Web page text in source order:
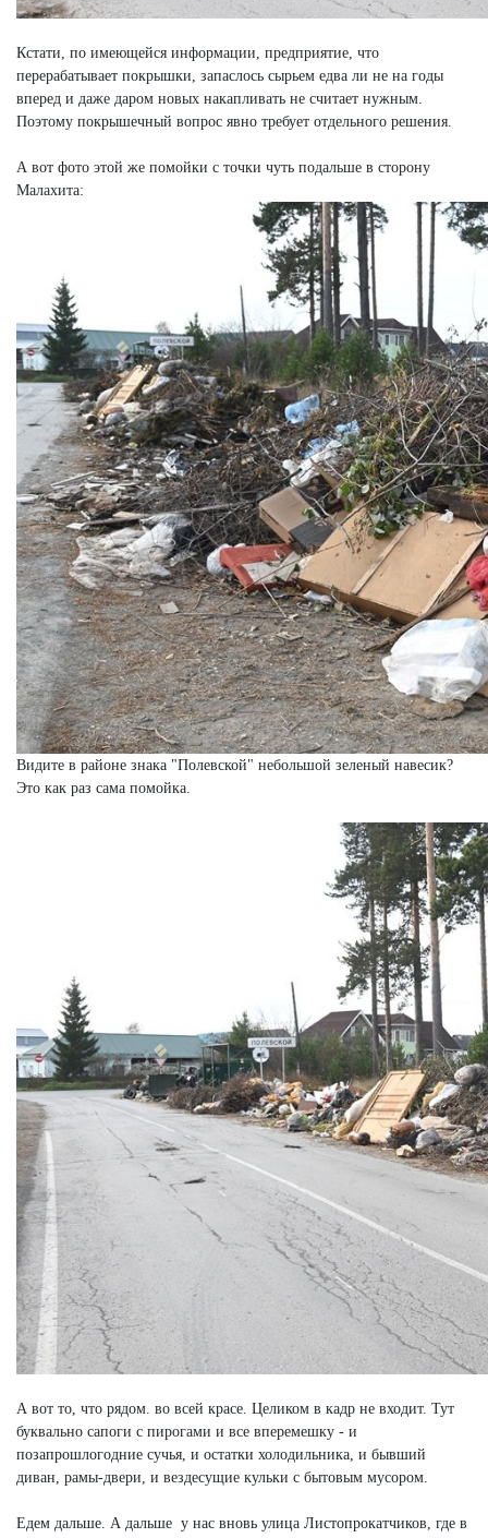
Кстати, по имеющейся информации, предприятие, что
перерабатывает покрышки, запаслось сырьем едва ли не на годы
вперед и даже даром новых накапливать не считает нужным.
Поэтому покрышечный вопрос явно требует отдельного решения.
А вот фото этой же помойки с точки чуть подальше в сторону
Малахита:
Видите в районе знака "Полевской" небольшой зеленый навесик?
Это как раз сама помойка.
А вот то, что рядом. во всей красе. Целиком в кадр не входит. Тут
буквально сапоги с пирогами и все вперемешку - и
позапрошлогодние сучья, и остатки холодильника, и бывший
диван, рамы-двери, и вездесущие кульки с бытовым мусором.
Едем дальше. А дальше у нас вновь улица Листопрокатчиков, где в